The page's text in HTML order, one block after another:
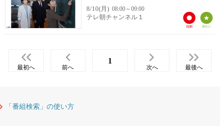
8/10(月) 08:00～09:00
テレ朝チャンネル１
最初へ 前へ
1
次へ 最後へ
「番組検索」の使い方